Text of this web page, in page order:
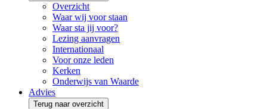
Overzicht
Waar wij voor staan
Waar sta jij voor?
Lezing aanvragen
Internationaal
Voor onze leden
Kerken
Onderwijs van Waarde
Advies
Terug naar overzicht